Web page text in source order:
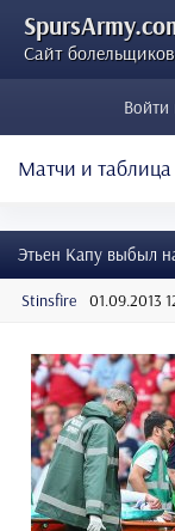
Сайт
Войти
Матчи и таблица
Этьен Капу выбыл
Stinsfire 01.09.2013